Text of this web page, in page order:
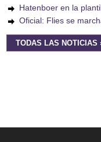
Hatenboer en la
Oficial: Flies se
TODAS LAS NOTICIAS